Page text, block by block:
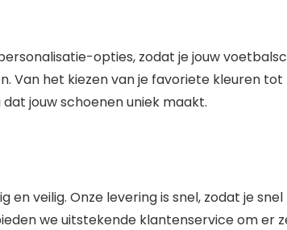
opties, zodat je jouw
Van het kiezen van je favoriete kleuren
jouw schoenen uniek maakt.
veilig. Onze levering is snel, zodat je
we uitstekende klantenservice om er